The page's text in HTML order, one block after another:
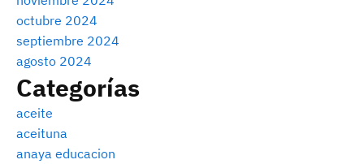
octubre 2024
septiembre 2024
agosto 2024
Categorías
aceite
aceituna
anaya educacion